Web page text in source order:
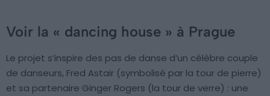
Voir la « dancing house » à Prague
Le projet s’inspire des pas de danse d’un célèbre couple
de danseurs, Fred Astair (symbolisé par la tour de pierre)
et sa partenaire Ginger Rogers (la tour de verre) : une